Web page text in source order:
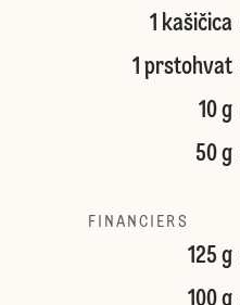
1 kašičica
1 prstohvat
10 g
50 g
FINANCIERS
125 g
100 g